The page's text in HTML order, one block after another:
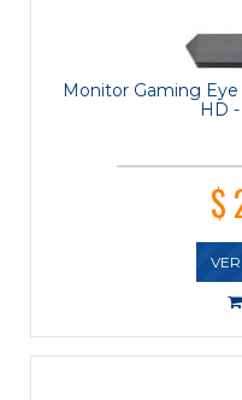
Monitor Gaming Eye
HD
$